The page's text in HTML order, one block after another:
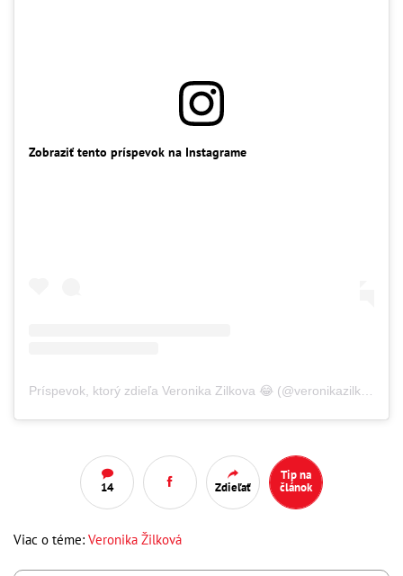
Zobraziť tento príspevok na Instagrame
14 Zdieľať
Tip na
článok
Viac o téme: Veronika Žilková